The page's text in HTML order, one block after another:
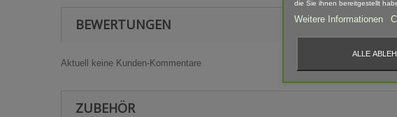
BEWERTUNGEN
Aktuell keine Kunden-Kommentare
ZUBEHÖR
die Sie ihnen bereitgestellt
Weitere Informationen
ALLE